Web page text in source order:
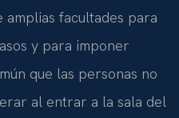
facultades para
y para imponer
que las personas no
al entrar a la sala del